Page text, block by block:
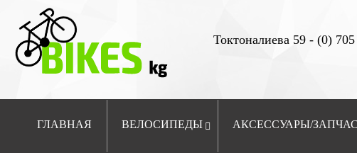
Токтоналиева 59 - (0)
ГЛАВНАЯ ВЕЛОСИПЕДЫ АКСЕССУАРЫ/